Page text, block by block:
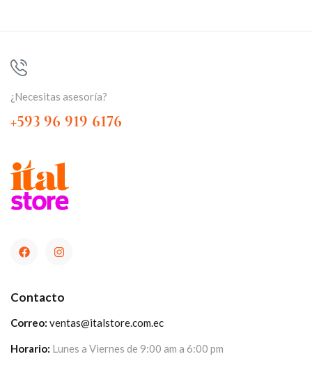
¿Necesitas asesoría?
+593 96 919 6176
Contacto
Correo: ventas@italstore.com.ec
Horario: Lunes a Viernes de 9:00 am a 6:00 pm